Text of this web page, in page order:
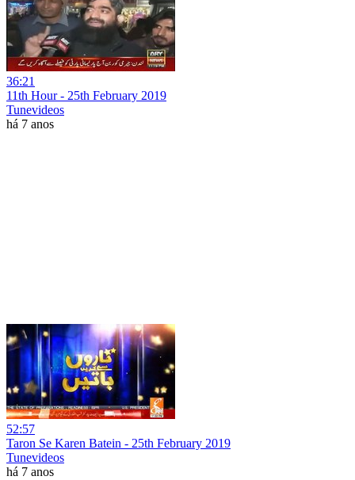
36:21
11th Hour - 25th February 2019
Tunevideos
há 7 anos
52:57
Taron Se Karen Batein - 25th February 2019
Tunevideos
há 7 anos